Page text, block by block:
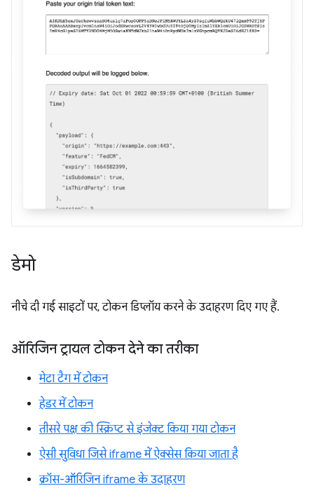
डेमो
नीचे दी गई साइटों पर, टोकन डिप्लॉय करने के उदाहरण दिए गए हैं.
ऑरिजिन ट्रायल टोकन देने का तरीका
मेटा टैग में टोकन
हेडर में टोकन
तीसरे पक्ष की स्क्रिप्ट से इंजेक्ट किया गया टोकन
ऐसी सुविधा जिसे iframe में ऐक्सेस किया जाता है
क्रॉस-ऑरिजिन iframe के उदाहरण